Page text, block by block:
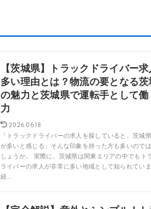
【茨城県】トラックドライバー
多い理由とは？物流の要となる茨
の魅力と茨城県で運転手として働
力
2026.06.18
「トラックドライバーの求人を探していると、茨城
が多いと感じる」そんな印象を持った方も多いので
しょうか。 実際に、茨城県は関東エリアの中でもト
ライバーの求人が非常に多い地域として知られてい
経...